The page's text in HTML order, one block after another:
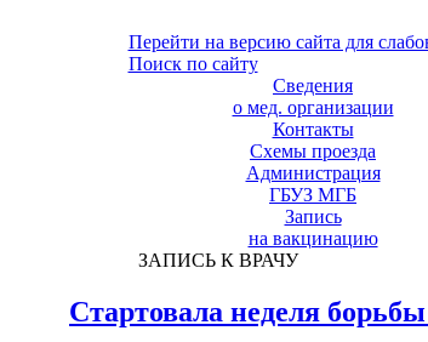
Перейти на версию сайта для
Поиск по сайту
Сведения
о мед. организации
Контакты
Схемы проезда
Администрация
ГБУЗ МГБ
Запись
на вакцинацию
ЗАПИСЬ К ВРАЧУ
Стартовала неделя